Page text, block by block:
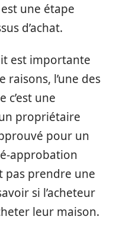
une étape
d’achat.
est importante
l’une des
une
propriétaire
pour un
approbation
pas prendre une
si l’acheteur
leur maison.